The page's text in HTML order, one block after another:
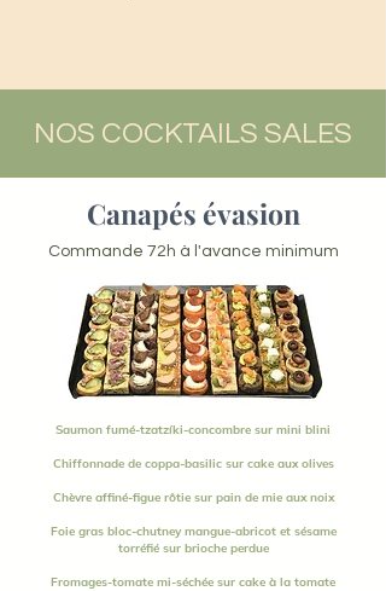
NOS COCKTAILS SALES
Canapés évasion
Commande 72h à l'avance minimum
Saumon fumé-tzatzíki-concombre sur mini blini
Chiffonnade de coppa-basilic sur cake aux olives
Chèvre affiné-figue rôtie sur pain de mie aux noix
Foie gras bloc-chutney mangue-abricot et sésame
torréfié sur brioche perdue
Fromages-tomate mi-séchée sur cake à la tomate